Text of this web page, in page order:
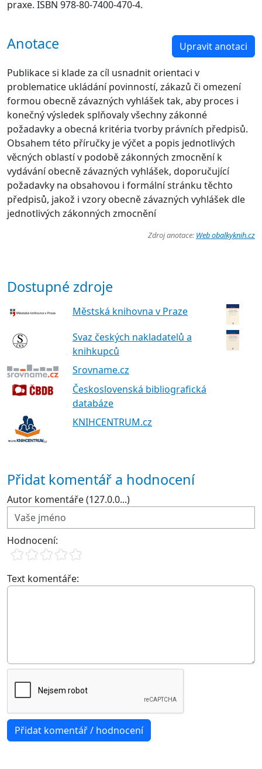
praxe. ISBN 978-80-7400-470-4.
Anotace Upravit anotaci
Publikace si klade za cíl usnadnit orientaci v
problematice ukládání povinností, zákazů či omezení
formou obecně závazných vyhlášek tak, aby proces i
konečný výsledek splňovaly všechny zákonné
požadavky a obecná kritéria tvorby právních předpisů.
Obsahem této příručky je výčet a popis jednotlivých
věcných oblastí v podobě zákonných zmocnění k
vydávání obecně závazných vyhlášek, doporučující
požadavky na obsahovou i formální stránku těchto
předpisů, jakož i vzory obecně závazných vyhlášek dle
jednotlivých zákonných zmocnění
Zdroj anotace: Web obalkyknih.cz
Dostupné zdroje
Městská knihovna v Praze
Svaz českých nakladatelů a
knihkupců
Srovname.cz
Československá bibliografická
databáze
KNIHCENTRUM.cz
Přidat komentář a hodnocení
Autor komentáře (127.0.0...)
Hodnocení:
Text komentáře: